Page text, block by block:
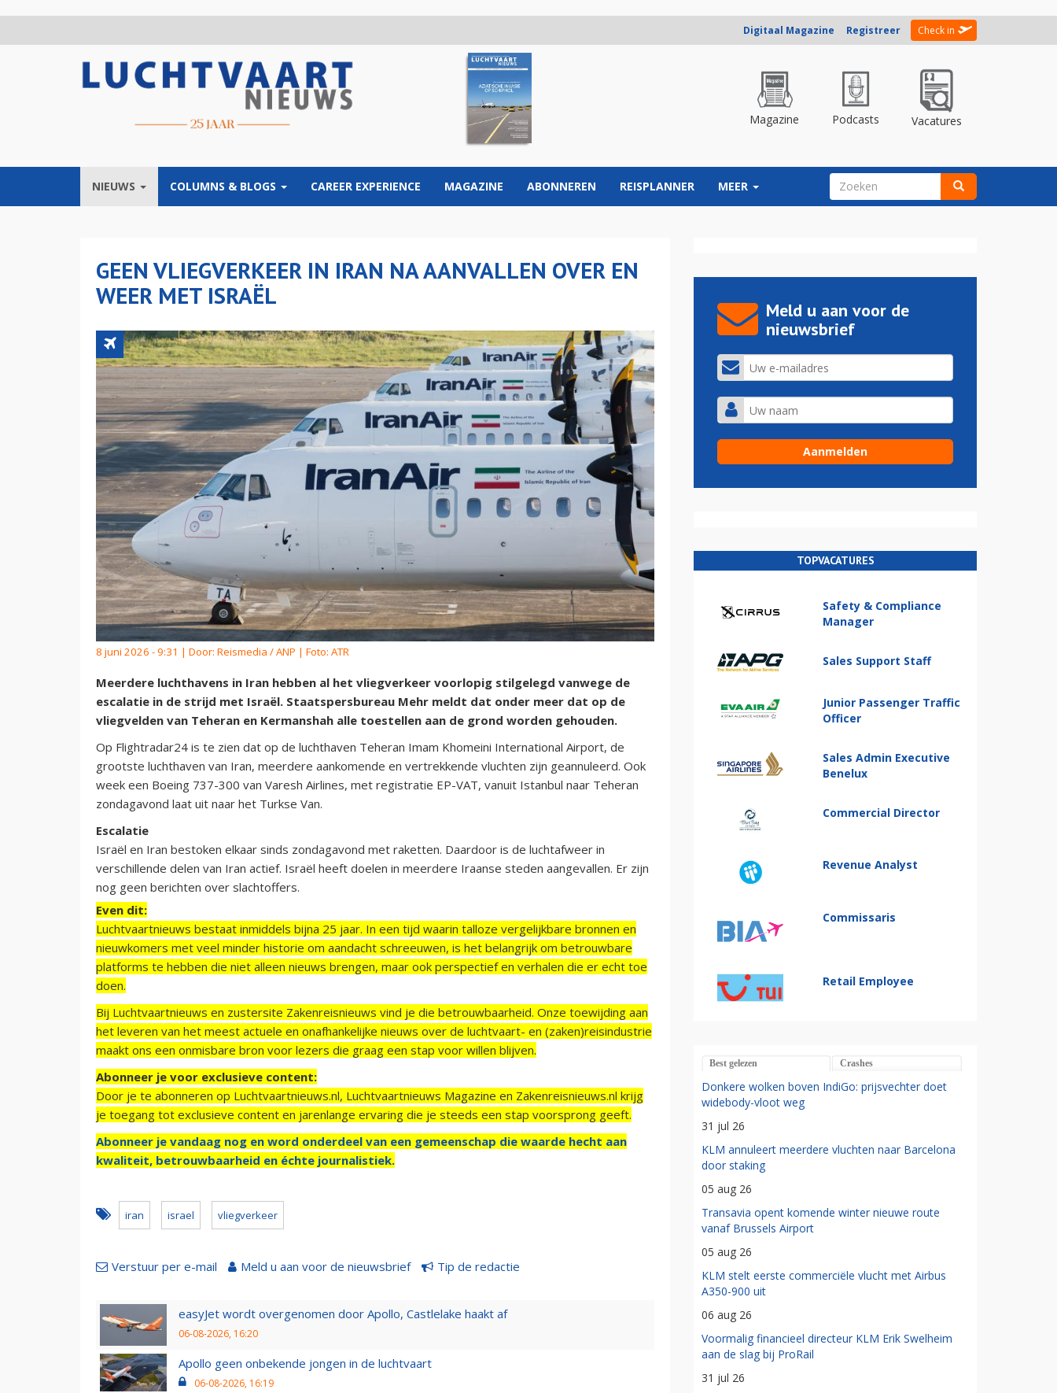
Digitaal Magazine Registreer Check in
Magazine Podcasts Vacatures
NIEUWS COLUMNS & BLOGS CAREER EXPERIENCE MAGAZINE ABONNEREN REISPLANNER MEER ZOEKVELD
GEEN VLIEGVERKEER IN IRAN NA AANVALLEN OVER EN
WEER MET ISRAËL
8 juni 2026 - 9:31 | Door: Reismedia / ANP | Foto: ATR
Meerdere luchthavens in Iran hebben al het vliegverkeer voorlopig stilgelegd vanwege de
escalatie in de strijd met Israël. Staatspersbureau Mehr meldt dat onder meer dat op de
vliegvelden van Teheran en Kermanshah alle toestellen aan de grond worden gehouden.
Op Flightradar24 is te zien dat op de luchthaven Teheran Imam Khomeini International Airport, de
grootste luchthaven van Iran, meerdere aankomende en vertrekkende vluchten zijn geannuleerd. Ook
week een Boeing 737-300 van Varesh Airlines, met registratie EP-VAT, vanuit Istanbul naar Teheran
zondagavond laat uit naar het Turkse Van.
Escalatie
Israël en Iran bestoken elkaar sinds zondagavond met raketten. Daardoor is de luchtafweer in
verschillende delen van Iran actief. Israël heeft doelen in meerdere Iraanse steden aangevallen. Er zijn
nog geen berichten over slachtoffers.
Even dit:
Luchtvaartnieuws bestaat inmiddels bijna 25 jaar. In een tijd waarin talloze vergelijkbare bronnen en
nieuwkomers met veel minder historie om aandacht schreeuwen, is het belangrijk om betrouwbare
platforms te hebben die niet alleen nieuws brengen, maar ook perspectief en verhalen die er echt toe
doen.
Bij Luchtvaartnieuws en zustersite Zakenreisnieuws vind je die betrouwbaarheid. Onze toewijding aan
het leveren van het meest actuele en onafhankelijke nieuws over de luchtvaart- en (zaken)reisindustrie
maakt ons een onmisbare bron voor lezers die graag een stap voor willen blijven.
Abonneer je voor exclusieve content:
Door je te abonneren op Luchtvaartnieuws.nl, Luchtvaartnieuws Magazine en Zakenreisnieuws.nl krijg
je toegang tot exclusieve content en jarenlange ervaring die je steeds een stap voorsprong geeft.
Abonneer je vandaag nog en word onderdeel van een gemeenschap die waarde hecht aan
kwaliteit, betrouwbaarheid en échte journalistiek.
iran israel vliegverkeer
Verstuur per e-mail Meld u aan voor de nieuwsbrief Tip de redactie
easyJet wordt overgenomen door Apollo, Castlelake haakt af
06-08-2026, 16:20
Apollo geen onbekende jongen in de luchtvaart
06-08-2026, 16:19
Meld u aan voor de
nieuwsbrief
TOPVACATURES
Safety & Compliance
Manager
Sales Support Staff
Junior Passenger Traffic
Officer
Sales Admin Executive
Benelux
Commercial Director
Revenue Analyst
Commissaris
Retail Employee
Best gelezen Crashes
Donkere wolken boven IndiGo: prijsvechter doet
widebody-vloot weg
31 jul 26
KLM annuleert meerdere vluchten naar Barcelona
door staking
05 aug 26
Transavia opent komende winter nieuwe route
vanaf Brussels Airport
05 aug 26
KLM stelt eerste commerciële vlucht met Airbus
A350-900 uit
06 aug 26
Voormalig financieel directeur KLM Erik Swelheim
aan de slag bij ProRail
31 jul 26